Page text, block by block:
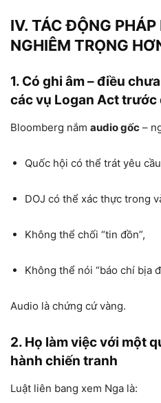
IV. TÁC ĐỘNG
NGHIÊM TRỌNG
1. Có ghi âm – điều
các vụ Logan Act trước
Bloomberg nắm audio gốc –
Quốc hội có thể trát yêu
DOJ có thể xác thực trong
Không thể chối “tin đồn”,
Không thể nói “báo chí bịa
Audio là chứng cứ vàng.
2. Họ làm việc với một
hành chiến tranh
Luật liên bang xem Nga là: